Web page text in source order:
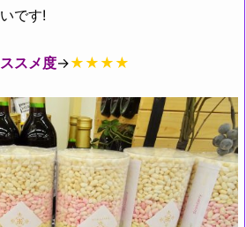
です!
スメ度→★★★★